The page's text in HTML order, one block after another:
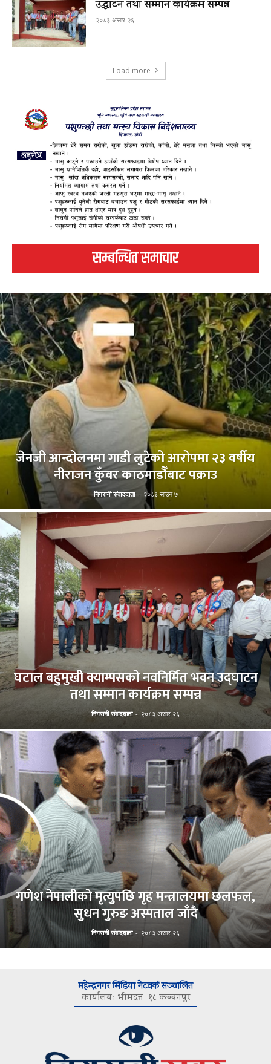
उद्घाटन तथा सम्मान कार्यक्रम सम्पन्न
२०८३ असार २६
Load more
सम्बन्धित समाचार
जेनजी आन्दोलनमा गाडी लुटेको आरोपमा २३ वर्षीय
नीराजन कुँवर काठमाडौँबाट पक्राउ
निगरानी संवाददाता - २०८३ साउन ७
घटाल बहुमुखी क्याम्पसको नवनिर्मित भवन उद्घाटन
तथा सम्मान कार्यक्रम सम्पन्न
निगरानी संवाददाता - २०८३ असार २६
गणेश नेपालीको मृत्युपछि गृह मन्त्रालयमा छलफल,
सुधन गुरुङ अस्पताल जाँदै
निगरानी संवाददाता - २०८३ असार २६
महेन्द्रनगर मिडिया नेटवर्क सञ्चालित
कार्यालयः भीमदत्त–१८ कञ्चनपुर